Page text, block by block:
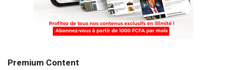
Premium Content